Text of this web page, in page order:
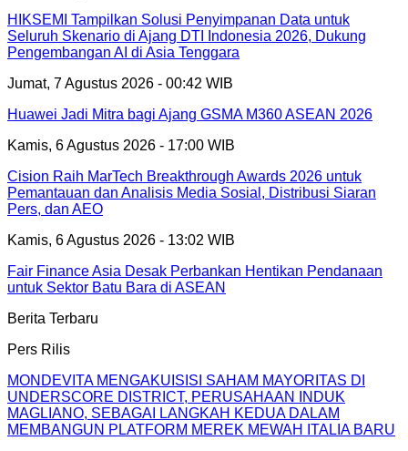
HIKSEMI Tampilkan Solusi Penyimpanan Data untuk
Seluruh Skenario di Ajang DTI Indonesia 2026, Dukung
Pengembangan AI di Asia Tenggara
Jumat, 7 Agustus 2026 - 00:42 WIB
Huawei Jadi Mitra bagi Ajang GSMA M360 ASEAN 2026
Kamis, 6 Agustus 2026 - 17:00 WIB
Cision Raih MarTech Breakthrough Awards 2026 untuk
Pemantauan dan Analisis Media Sosial, Distribusi Siaran
Pers, dan AEO
Kamis, 6 Agustus 2026 - 13:02 WIB
Fair Finance Asia Desak Perbankan Hentikan Pendanaan
untuk Sektor Batu Bara di ASEAN
Berita Terbaru
Pers Rilis
MONDEVITA MENGAKUISISI SAHAM MAYORITAS DI
UNDERSCORE DISTRICT, PERUSAHAAN INDUK
MAGLIANO, SEBAGAI LANGKAH KEDUA DALAM
MEMBANGUN PLATFORM MEREK MEWAH ITALIA BARU